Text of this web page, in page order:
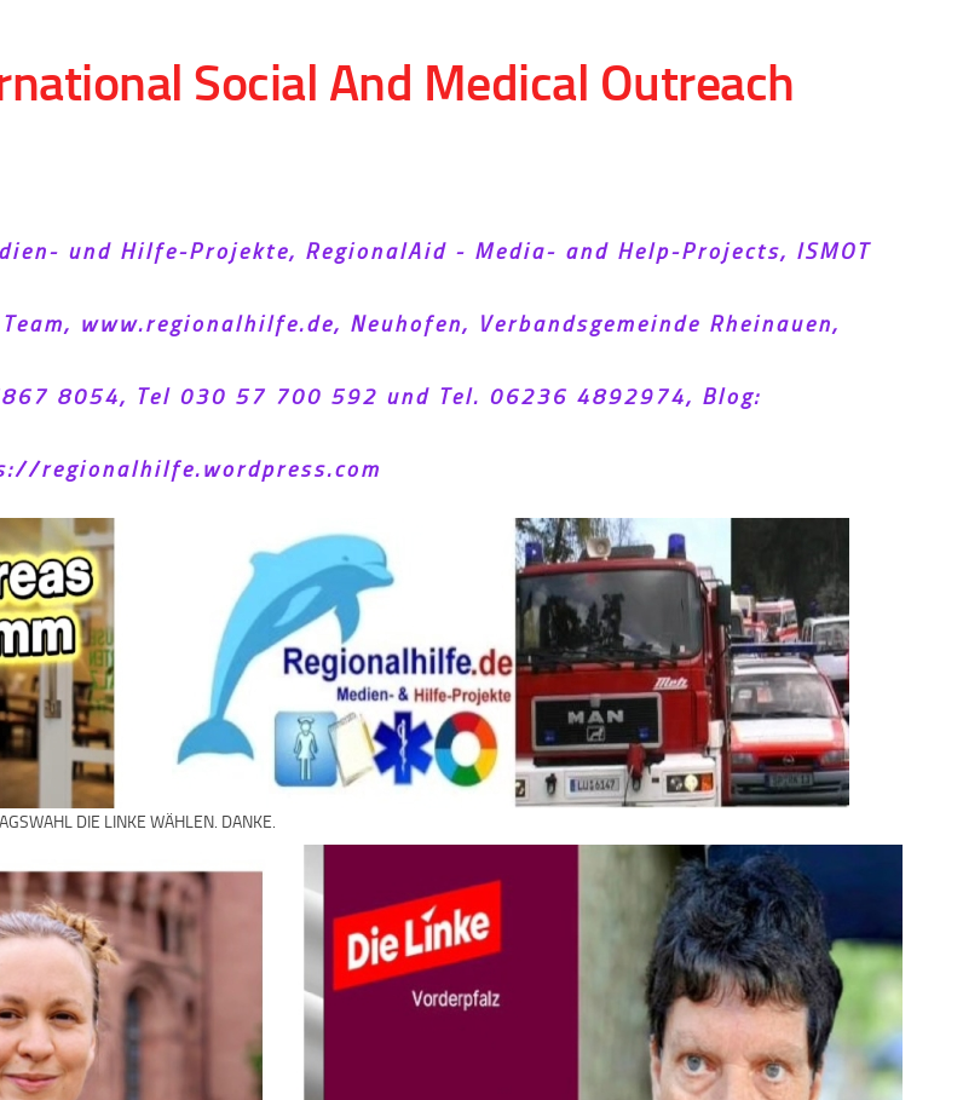
Social And Medical Outreach
und Hilfe-Projekte, RegionalAid - Media- and Help-Projects, ISMOT
www.regionalhilfe.de, Neuhofen, Verbandsgemeinde Rheinauen,
8054, Tel 030 57 700 592 und Tel. 06236 4892974, Blog:
regionalhilfe.wordpress.com
DIE LINKE WÄHLEN. DANKE.